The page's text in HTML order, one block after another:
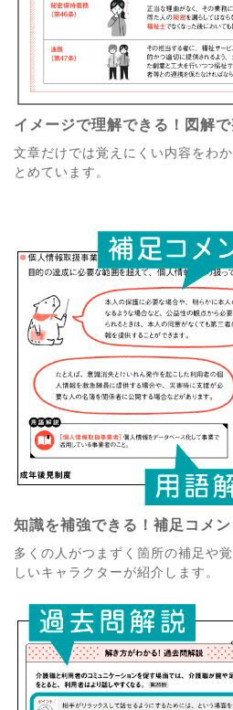
イメージで理解できる！図解で
文章だけでは覚えにくい内容をわ
とめています。
知識を補強できる！補足コメ
多くの人がつまずく箇所の補足や
しいキャラクターが紹介します。